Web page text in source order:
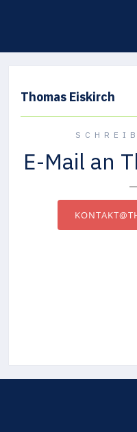
Thomas Eiskirch
E-Mail an